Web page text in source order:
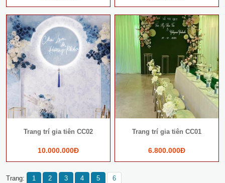
Trang trí gia tiên CC02
10.000.000Đ
Trang trí gia tiên CC01
6.800.000Đ
Trang: 1 2 3 4 5 6